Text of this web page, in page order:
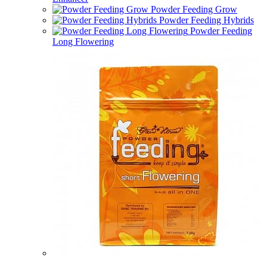
Powder Feeding Grow
Powder Feeding Hybrids
Powder Feeding
Long Flowering